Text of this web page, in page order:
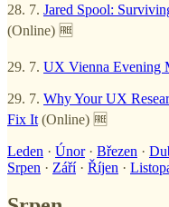
28. 7. Jared Spool:
(Online) 🆓
29. 7. UX Vienna Evening
29. 7. Why Your UX
Fix It (Online) 🆓
Leden · Únor· Březen ·
Srpen · Září· Říjen ·